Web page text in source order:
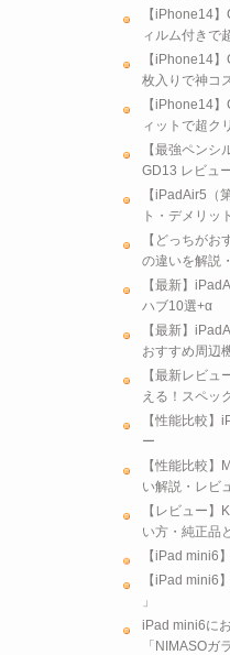
【iPhone14
ィルム付きで
【iPhone14
枚入りで神コ
【iPhone14
ィットで超ク
【最強ペンシ
GD13 レビュ
【iPadAir5（
ト・デメリット
【どっちが
の違いを解説
【最新】
ハブ10選+α
【最新】
おすすめ周辺
【最新レビ
える！スペッ
【性能比較
ー
【性能比較
い解説・レビ
【レビュー】
い方・純正品
【iPad mini6
【iPad mini6
」
iPad mini6に
「NIMASOガ